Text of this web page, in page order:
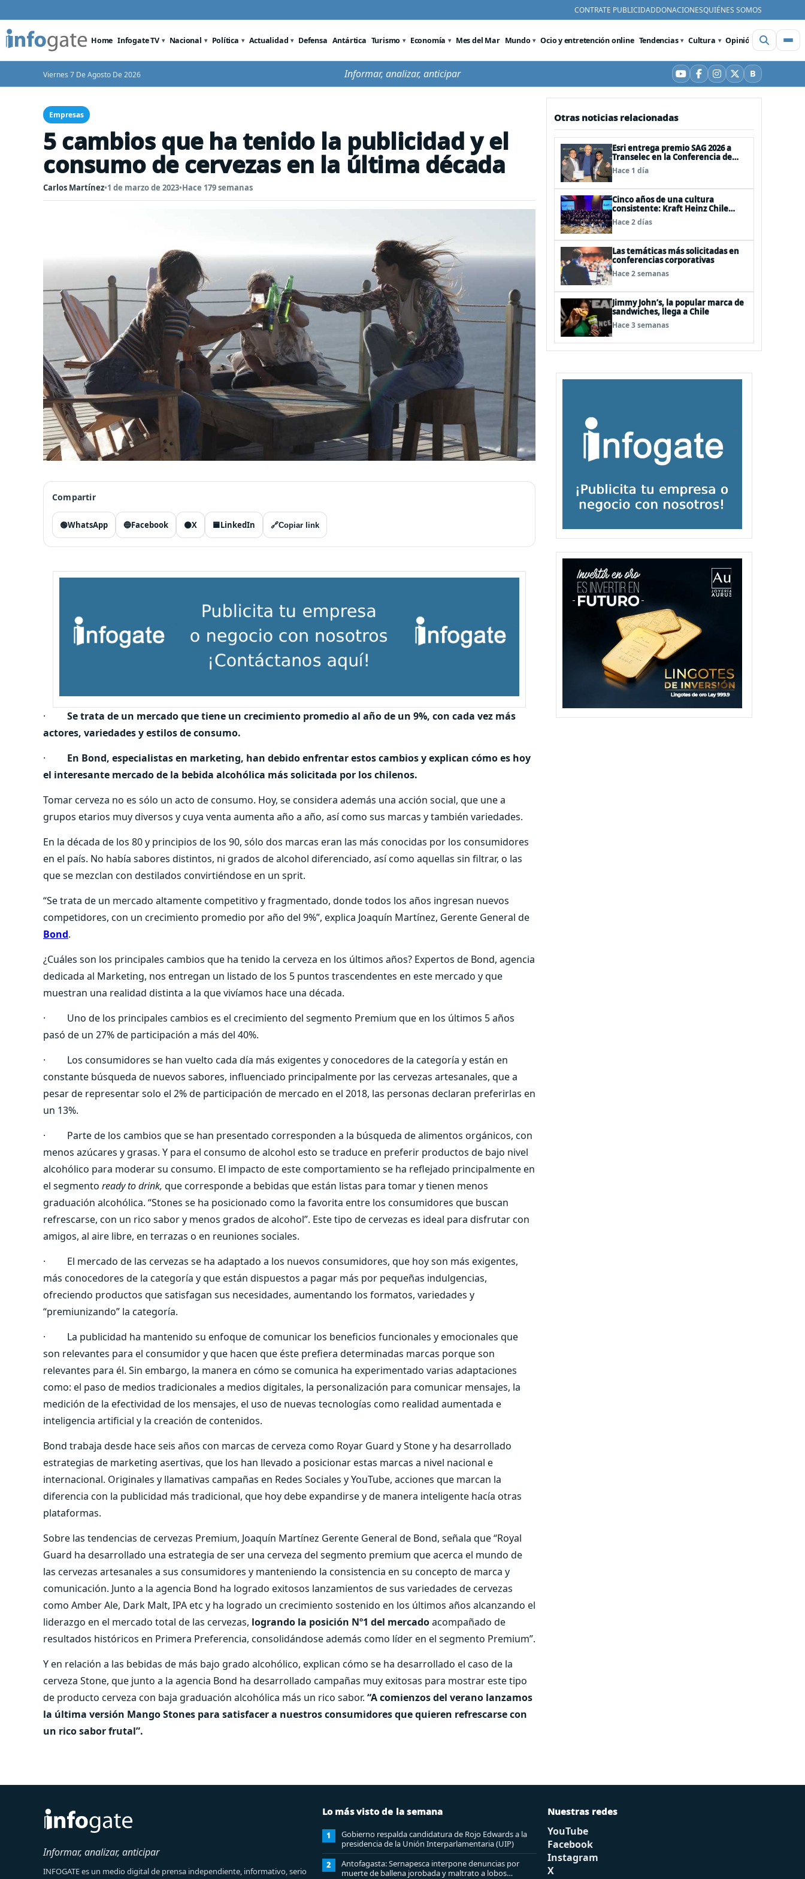
CONTRATE PUBLICIDADDONACIONESQUIÉNES SOMOS
Home Infogate TV Nacional Política Actualidad Defensa Antártica Turismo Economía Mes del Mar Mundo Ocio y entretención online Tendencias Cultura Opinión Videos
Viernes 7 De Agosto De 2026 Informar, analizar, anticipar YouTube
Facebook
Instagram
X BBluesky
Empresas
5 cambios que ha tenido la publicidad y el
consumo de cervezas en la última década
Carlos Martínez•1 de marzo de 2023•Hace 179 semanas
Compartir
🟢WhatsApp 🔵Facebook ⚫X 🟦LinkedIn 🔗Copiar link
· Se trata de un mercado que tiene un crecimiento promedio al año de un 9%, con cada vez más
actores, variedades y estilos de consumo.
· En Bond, especialistas en marketing, han debido enfrentar estos cambios y explican cómo es hoy
el interesante mercado de la bebida alcohólica más solicitada por los chilenos.
Tomar cerveza no es sólo un acto de consumo. Hoy, se considera además una acción social, que une a
grupos etarios muy diversos y cuya venta aumenta año a año, así como sus marcas y también variedades.
En la década de los 80 y principios de los 90, sólo dos marcas eran las más conocidas por los consumidores
en el país. No había sabores distintos, ni grados de alcohol diferenciado, así como aquellas sin filtrar, o las
que se mezclan con destilados convirtiéndose en un sprit.
“Se trata de un mercado altamente competitivo y fragmentado, donde todos los años ingresan nuevos
competidores, con un crecimiento promedio por año del 9%”, explica Joaquín Martínez, Gerente General de
Bond.
¿Cuáles son los principales cambios que ha tenido la cerveza en los últimos años? Expertos de Bond, agencia
dedicada al Marketing, nos entregan un listado de los 5 puntos trascendentes en este mercado y que
muestran una realidad distinta a la que vivíamos hace una década.
· Uno de los principales cambios es el crecimiento del segmento Premium que en los últimos 5 años
pasó de un 27% de participación a más del 40%.
· Los consumidores se han vuelto cada día más exigentes y conocedores de la categoría y están en
constante búsqueda de nuevos sabores, influenciado principalmente por las cervezas artesanales, que a
pesar de representar solo el 2% de participación de mercado en el 2018, las personas declaran preferirlas en
un 13%.
· Parte de los cambios que se han presentado corresponden a la búsqueda de alimentos orgánicos, con
menos azúcares y grasas. Y para el consumo de alcohol esto se traduce en preferir productos de bajo nivel
alcohólico para moderar su consumo. El impacto de este comportamiento se ha reflejado principalmente en
el segmento ready to drink, que corresponde a bebidas que están listas para tomar y tienen menos
graduación alcohólica. “Stones se ha posicionado como la favorita entre los consumidores que buscan
refrescarse, con un rico sabor y menos grados de alcohol”. Este tipo de cervezas es ideal para disfrutar con
amigos, al aire libre, en terrazas o en reuniones sociales.
· El mercado de las cervezas se ha adaptado a los nuevos consumidores, que hoy son más exigentes,
más conocedores de la categoría y que están dispuestos a pagar más por pequeñas indulgencias,
ofreciendo productos que satisfagan sus necesidades, aumentando los formatos, variedades y
“premiunizando” la categoría.
· La publicidad ha mantenido su enfoque de comunicar los beneficios funcionales y emocionales que
son relevantes para el consumidor y que hacen que éste prefiera determinadas marcas porque son
relevantes para él. Sin embargo, la manera en cómo se comunica ha experimentado varias adaptaciones
como: el paso de medios tradicionales a medios digitales, la personalización para comunicar mensajes, la
medición de la efectividad de los mensajes, el uso de nuevas tecnologías como realidad aumentada e
inteligencia artificial y la creación de contenidos.
Bond trabaja desde hace seis años con marcas de cerveza como Royar Guard y Stone y ha desarrollado
estrategias de marketing asertivas, que los han llevado a posicionar estas marcas a nivel nacional e
internacional. Originales y llamativas campañas en Redes Sociales y YouTube, acciones que marcan la
diferencia con la publicidad más tradicional, que hoy debe expandirse y de manera inteligente hacía otras
plataformas.
Sobre las tendencias de cervezas Premium, Joaquín Martínez Gerente General de Bond, señala que “Royal
Guard ha desarrollado una estrategia de ser una cerveza del segmento premium que acerca el mundo de
las cervezas artesanales a sus consumidores y manteniendo la consistencia en su concepto de marca y
comunicación. Junto a la agencia Bond ha logrado exitosos lanzamientos de sus variedades de cervezas
como Amber Ale, Dark Malt, IPA etc y ha logrado un crecimiento sostenido en los últimos años alcanzando el
liderazgo en el mercado total de las cervezas, logrando la posición Nº1 del mercadoacompañado de
resultados históricos en Primera Preferencia, consolidándose además como líder en el segmento Premium”.
Y en relación a las bebidas de más bajo grado alcohólico, explican cómo se ha desarrollado el caso de la
cerveza Stone, que junto a la agencia Bond ha desarrollado campañas muy exitosas para mostrar este tipo
de producto cerveza con baja graduación alcohólica más un rico sabor. “A comienzos del verano lanzamos
la última versión Mango Stones para satisfacer a nuestros consumidores que quieren refrescarse con
un rico sabor frutal”.
Otras noticias relacionadas
Esri entrega premio SAG 2026 a
Transelec en la Conferencia de
Usuarios en San Diego, Estados
Unidos
Hace 1 día
Cinco años de una cultura
consistente: Kraft Heinz Chile
renueva su certificación Great
Place to Work
Hace 2 días
Las temáticas más solicitadas en
conferencias corporativas
Hace 2 semanas
Jimmy John’s, la popular marca de
sandwiches, llega a Chile
Hace 3 semanas
Informar, analizar, anticipar
INFOGATE es un medio digital de prensa independiente, informativo, serio
Lo más visto de la semana
1
Gobierno respalda candidatura de Rojo Edwards a la
presidencia de la Unión Interparlamentaria (UIP)
2
Antofagasta: Sernapesca interpone denuncias por
muerte de ballena jorobada y maltrato a lobos
Nuestras redes
YouTube
Facebook
Instagram
X